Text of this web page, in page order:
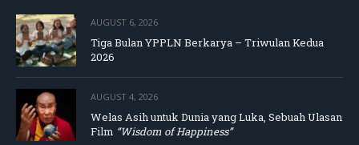
AUGUST 6, 2026
Tiga Bulan YPPLN Berkarya – Triwulan Kedua
2026
AUGUST 4, 2026
Welas Asih untuk Dunia yang Luka, Sebuah Ulasan
Film “Wisdom of Happiness”